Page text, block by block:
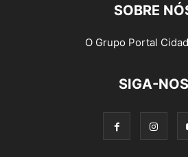
SOBRE
O Grupo Portal
SIGA-NOS